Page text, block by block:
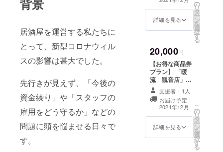
居酒屋を運営する私たちに
とって、新型コロナウィル
スの影響は甚大でした。
先行きが見えず、「今後の
資金繰り」や「スタッフの
雇用をどう守るか」などの
問題に頭を悩ませる日々で
す。
できませんの
で、ご了承いた
だきますようお
願いいたしま
せて頂きます。
※御支援金額に応
じて、文字の大
など表記のご希
望は備考欄にご
記入ください。
詳細を見る
の
リ
タ
ー
ン
を
選
択
す
る
20,000円
【お得な商品券
プラン】 「暖
流 観音店」で
利用できる
24000円分の商
品券を送りま
す。 1000円券
×24枚＝24000
円分で、4000円
支援者：1人
お届け予定：
2021年12月
詳細を見る
こ
の
リ
タ
ー
ン
を
選
択
す
る